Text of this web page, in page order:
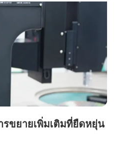
ขยายเพิ่มเติมที่ยืดหยุ่น